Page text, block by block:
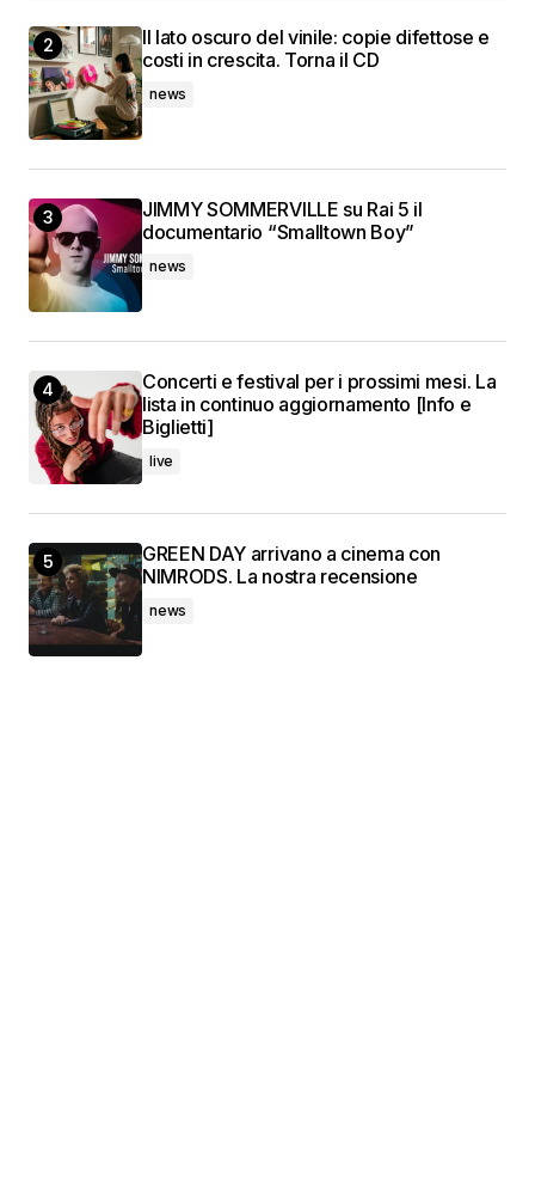
Il lato oscuro del vinile: copie difettose e
costi in crescita. Torna il CD
news
JIMMY SOMMERVILLE su Rai 5 il
documentario “Smalltown Boy”
news
Concerti e festival per i prossimi mesi. La
lista in continuo aggiornamento [Info e
Biglietti]
live
GREEN DAY arrivano a cinema con
NIMRODS. La nostra recensione
news